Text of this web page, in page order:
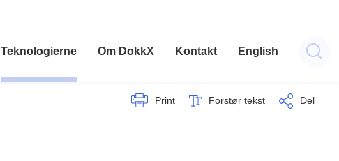
Teknologierne Om DokkX Kontakt English
Print Forstør tekst Del